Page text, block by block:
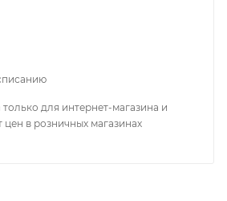
для интернет-магазина и
цен в розничных магазинах